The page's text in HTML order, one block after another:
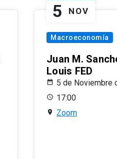
5 NOV
Macroeconomía
Juan M.
Louis FED
5 de Noviembre
17:00
Zoom